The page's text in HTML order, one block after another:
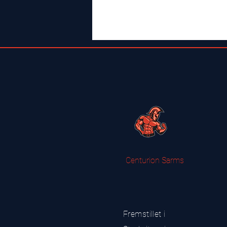
Centurion Sarms
Fremstillet i